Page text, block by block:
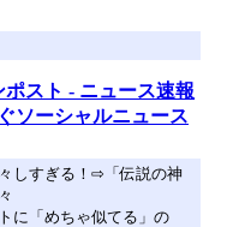
スト - ニュース速報
ソーシャルニュース
しすぎる！⇨「伝説の神
に「めちゃ似てる」の